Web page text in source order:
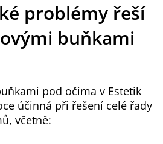
problémy řeší
buňkami
pod očima v Estetik
účinná při řešení celé řady
včetně: